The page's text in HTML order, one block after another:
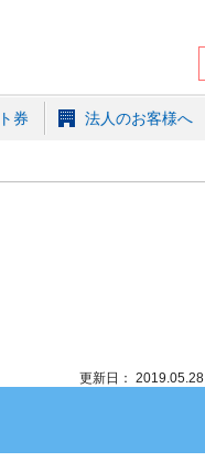
券 法人のお客様へ
更新日： 2019.05.28